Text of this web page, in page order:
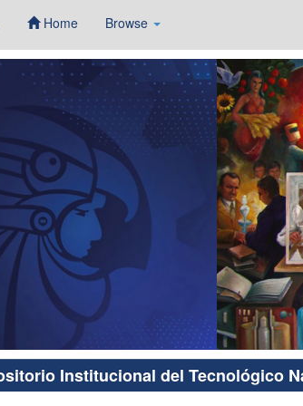
Home Browse
Institucional del Tecnológico